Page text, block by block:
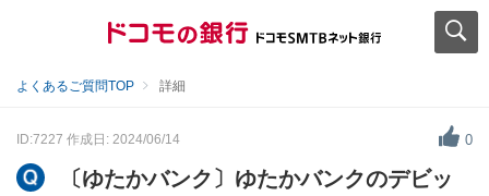
よくあるご質問TOP 詳細
ID:7227 作成日: 2024/06/14 0
〔ゆたかバンク〕ゆたかバンクのデビッ